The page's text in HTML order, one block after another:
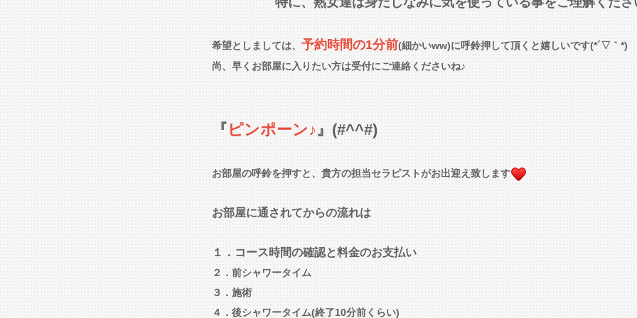
希望としましては、予約時間の1分前(細かいww)に呼鈴押して頂くと嬉しいです(*´▽｀*)
尚、早くお部屋に入りたい方は受付にご連絡くださいね♪
『ピンポーン♪』(#^^#)
お部屋の呼鈴を押すと、貴方の担当セラピストがお出迎え致します
お部屋に通されてからの流れは
１．コース時間の確認と料金のお支払い
２．前シャワータイム
３．施術
４．後シャワータイム(終了10分前くらい)